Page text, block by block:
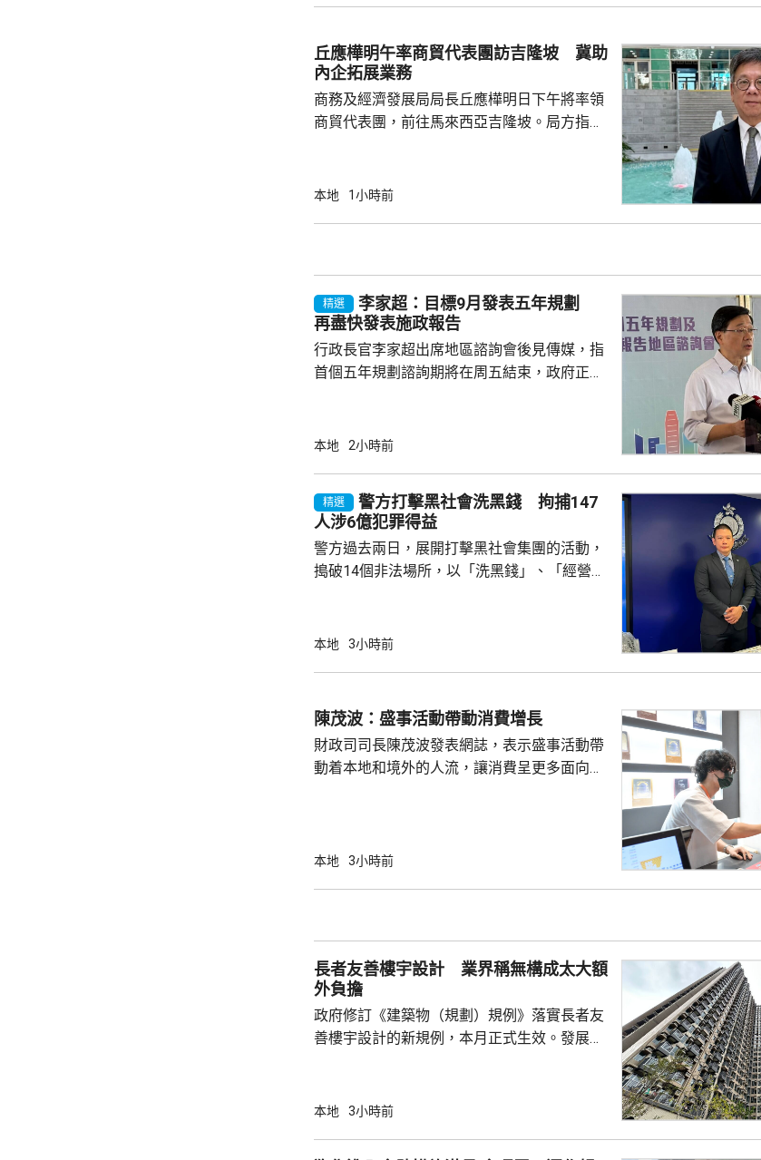
題，指近年文憑試狀元大多選讀醫科，反映青
年人感覺工程及科學專業就業有局限。亦有市
民指，在與大灣區融合下，即使尖子...
丘應樺明午率商貿代表團訪吉隆坡 冀助
內企拓展業務
商務及經濟發展局局長丘應樺明日下午將率領
商貿代表團，前往馬來西亞吉隆坡。局方指，
了解海外市場情況和需要，代表團成員包括內
投資推廣署舉辦的商務研討會暨交流午宴，並
參觀企業，以及與當地商會和相關機構交
流。...
本地 1小時前
精選
李家超：目標9月發表五年規劃
再盡快發表施政報告
行政長官李家超出席地區諮詢會後見傳媒，指
首個五年規劃諮詢期將在周五結束，政府正馬
施政報告發表時間距離五年規劃越短越好，盡
場諮詢會，收集到的意見當中，有1.3萬份與
五年規劃有關，8500份與施政報告有關。他
指，諮詢期間，不少意見反映市民...
本地 2小時前
精選
警方打擊黑社會洗黑錢 拘捕147
人涉6億犯罪得益
警方過去兩日，展開打擊黑社會集團的活動，
搗破14個非法場所，以「洗黑錢」、「經營非
歲，部分人有三合會背景。涉案犯罪集團在去
會集團。警方形容集團分工精細，成員在九龍
及新界等地，經營賭檔及毒窟，亦涉及販毒，
為清洗犯罪得益，集團會...
本地 3小時前
陳茂波：盛事活動帶動消費增長
財政司司長陳茂波發表網誌，表示盛事活動帶
動着本地和境外的人流，讓消費呈更多面向的
億元，有啟德附近的食肆指期間的生意增長了
本地 3小時前
長者友善樓宇設計 業界稱無構成太大額
外負擔
政府修訂《建築物（規劃）規例》落實長者友
善樓宇設計的新規例，本月正式生效。發展局
如在住宅大堂入口裝設自動門，方便長者及行
本地 3小時前